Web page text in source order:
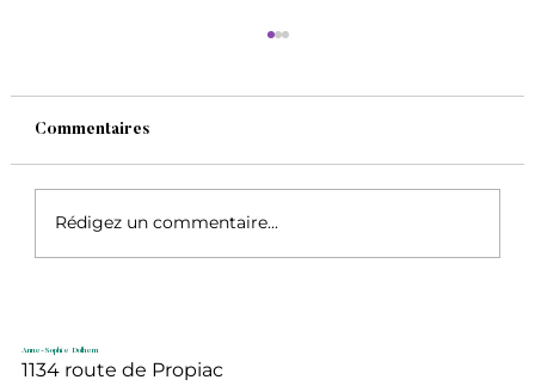
Commentaires
Rédigez un commentaire...
Anne-Sophie Dolhem
1134 route de Propiac